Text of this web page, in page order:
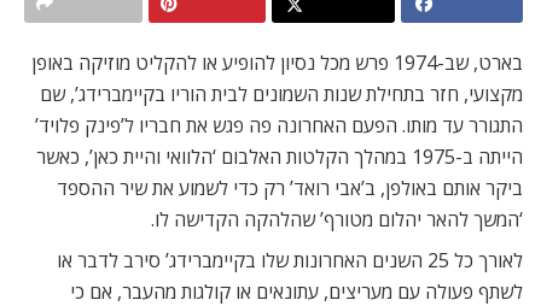
בארט, שב-1974 פרש מכל נסיון להופיע או להקליט מוזיקה באופן
מקצועי, חזר בתחילת שנות השמונים לבית הוריו בקיימברידג’, שם
התגורר עד מותו. הפעם האחרונה פה פגש את חבריו ל’פינק פלויד’
הייתה ב-1975 במהלך הקלטות האלבום ‘הלוואי והיית כאן’, כאשר
ביקר אותם באולפן, ב’אבי רואד’ רק כדי לשמוע את שיר ההספד
‘המשך להאר יהלום מטורף’ שהלהקה הקדישה לו.
לאורך כל 25 השנים האחרונות שלו בקיימברידג’ סירב לדבר או
לשתף פעולה עם מעריצים, עתונאים או קולגות מהעבר, אם כי